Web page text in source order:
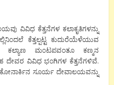
ವಿವಿಧ ಕೆತ್ತನೆಗಳ ಕಲಾಕೃತಿಗಳನ್ನು
ಕೆತ್ತಲ್ಪಟ್ಟ ಕುದುರೆಯೆಳೆಯುವ
ಕಲ್ಯಾಣ ಮ೦ಟಪವಂತೂ ಕಣ್ಮನ
ವಿವಿಧ ಭಂಗಿಗಳ ಕೆತ್ತನೆಗಳಿವೆ.
ಕೋನಾರ್ಕಿನ ಸೂರ್ಯ ದೇವಾಲಯವನ್ನು